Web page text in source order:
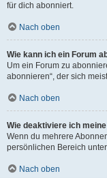
für dich abonniert.
Nach oben
Wie kann ich ein Forum
Um ein Forum zu
abonnieren“, der sich
Nach oben
Wie deaktiviere ich
Wenn du mehrere
persönlichen Bereich
Nach oben